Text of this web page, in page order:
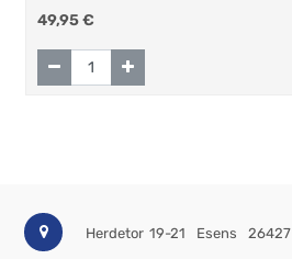
49,95€
Herdetor 19-21 Esens 26427